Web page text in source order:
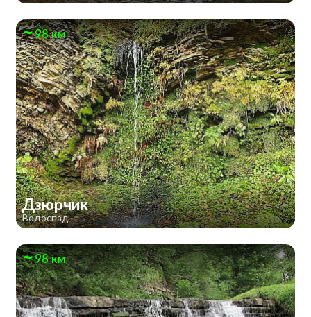
98 км
Дзюрчик
Водоспад
98 км